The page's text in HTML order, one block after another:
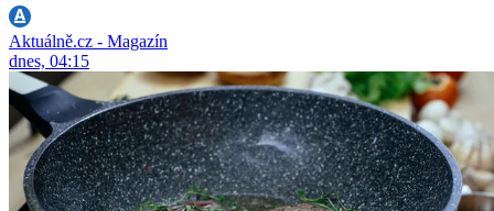
Aktuálně.cz - Magazín
dnes, 04:15